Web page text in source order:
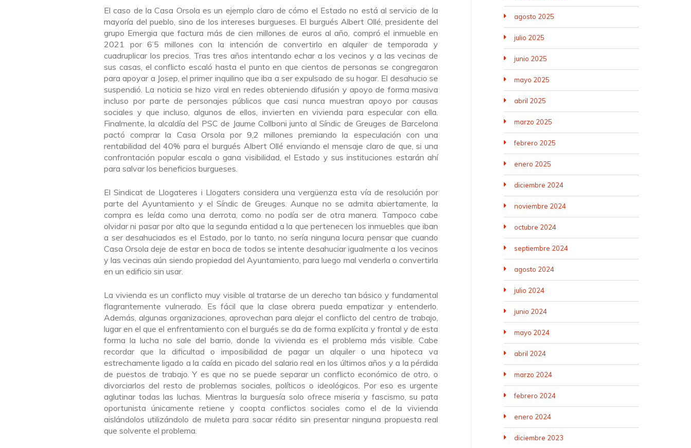
El caso de la Casa Orsola es un ejemplo claro de cómo el Estado no está al servicio de la
mayoría del pueblo, sino de los intereses burgueses. El burgués Albert Ollé, presidente del
grupo Emergia que factura más de cien millones de euros al año, compró el inmueble en
2021 por 6’5 millones con la intención de convertirlo en alquiler de temporada y
cuadruplicar los precios. Tras tres años intentando echar a los vecinos y a las vecinas de
sus casas, el conflicto escaló hasta el punto en que cientos de personas se congregaron
para apoyar a Josep, el primer inquilino que iba a ser expulsado de su hogar. El desahucio se
suspendió. La noticia se hizo viral en redes obteniendo difusión y apoyo de forma masiva
incluso por parte de personajes públicos que casi nunca muestran apoyo por causas
sociales y que incluso, algunos de ellos, invierten en vivienda para especular con ella.
Finalmente, la alcaldía del PSC de Jaume Collboni junto al Síndic de Greuges de Barcelona
pactó comprar la Casa Orsola por 9,2 millones premiando la especulación con una
rentabilidad del 40% para el burgués Albert Ollé enviando el mensaje claro de que, si una
confrontación popular escala o gana visibilidad, el Estado y sus instituciones estarán ahí
para salvar los beneficios burgueses.
El Sindicat de Llogateres i Llogaters considera una vergüenza esta vía de resolución por
parte del Ayuntamiento y el Síndic de Greuges. Aunque no se admita abiertamente, la
compra es leída como una derrota, como no podía ser de otra manera. Tampoco cabe
olvidar ni pasar por alto que la segunda entidad a la que pertenecen los inmuebles que iban
a ser desahuciados es el Estado, por lo tanto, no sería ninguna locura pensar que cuando
Casa Orsola deje de estar en boca de todos se intente desahuciar igualmente a los vecinos
y las vecinas aún siendo propiedad del Ayuntamiento, para luego mal venderla o convertirla
en un edificio sin usar.
La vivienda es un conflicto muy visible al tratarse de un derecho tan básico y fundamental
flagrantemente vulnerado. Es fácil que la clase obrera pueda empatizar y entenderlo.
Además, algunas organizaciones, aprovechan para alejar el conflicto del centro de trabajo,
lugar en el que el enfrentamiento con el burgués se da de forma explícita y frontal y de esta
forma la lucha no sale del barrio, donde la vivienda es el problema más visible. Cabe
recordar que la dificultad o imposibilidad de pagar un alquiler o una hipoteca va
estrechamente ligado a la caída en picado del salario real en los últimos años y a la pérdida
de puestos de trabajo. Y es que no se puede separar un conflicto económico de otro, o
divorciarlos del resto de problemas sociales, políticos o ideológicos. Por eso es urgente
aglutinar todas las luchas. Mientras la burguesía solo ofrece miseria y fascismo, su pata
oportunista únicamente retiene y coopta conflictos sociales como el de la vivienda
aislándolos utilizándolo de muleta para sacar rédito sin presentar ninguna propuesta real
que solvente el problema.
agosto 2025
julio 2025
junio 2025
mayo 2025
abril 2025
marzo 2025
febrero 2025
enero 2025
diciembre 2024
noviembre 2024
octubre 2024
septiembre 2024
agosto 2024
julio 2024
junio 2024
mayo 2024
abril 2024
marzo 2024
febrero 2024
enero 2024
diciembre 2023